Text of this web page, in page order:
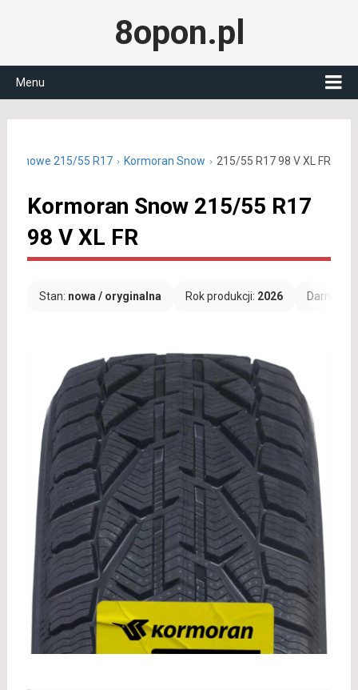
8opon.pl
Menu
zimowe 215/55 R17 Kormoran Snow 215/55 R17 98 V XL FR
Kormoran Snow 215/55 R17
98 V XL FR
Stan: nowa / oryginalna Rok produkcji: 2026